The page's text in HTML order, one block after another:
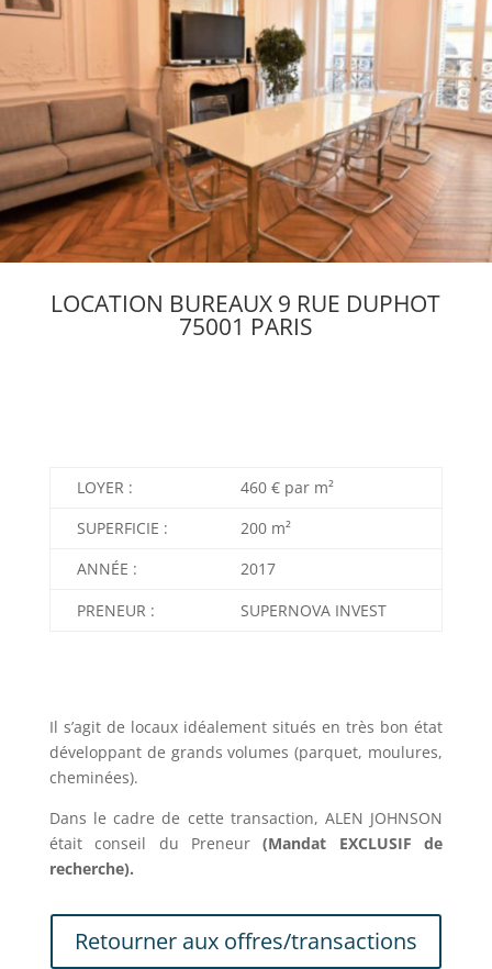
LOCATION BUREAUX 9 RUE DUPHOT
75001 PARIS
LOYER :
460 € par m²
SUPERFICIE :
200 m²
ANNÉE :
2017
PRENEUR :
SUPERNOVA INVEST
Il s’agit de locaux idéalement situés en très bon état
développant de grands volumes (parquet, moulures,
cheminées).
Dans le cadre de cette transaction, ALEN JOHNSON
était conseil du Preneur(Mandat EXCLUSIF de
recherche).
Retourner aux offres/transactions